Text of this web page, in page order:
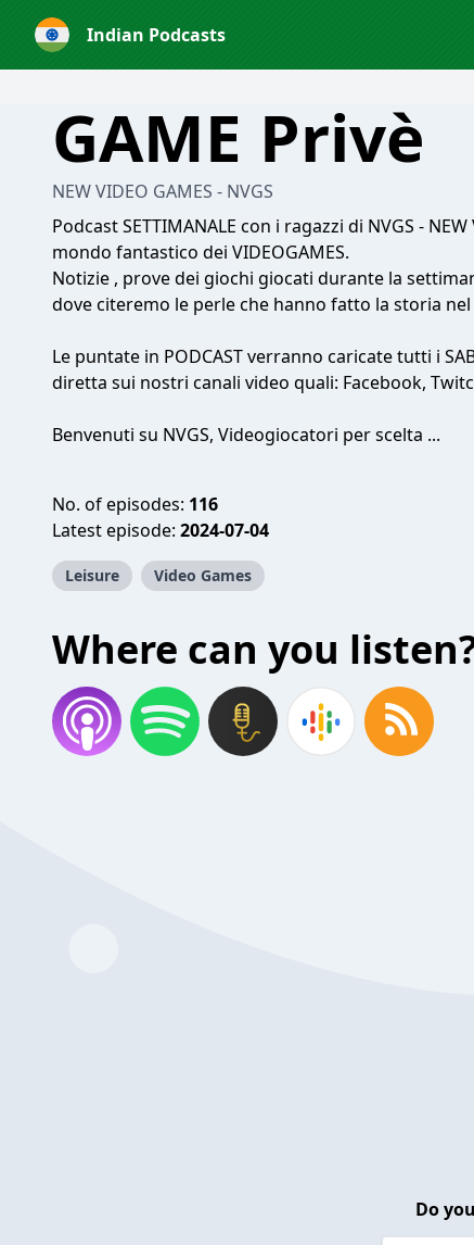
Indian Podcasts
GAME Privè
NEW VIDEO GAMES - NVGS
Podcast SETTIMANALE con i ragazzi di NVGS -
mondo fantastico dei VIDEOGAMES.
Notizie , prove dei giochi giocati durante la
dove citeremo le perle che hanno fatto la storia
Le puntate in PODCAST verranno caricate tutti i
diretta sui nostri canali video quali: Facebook,
Benvenuti su NVGS, Videogiocatori per scelta ...
No. of episodes: 116
Latest episode: 2024-07-04
Leisure Video Games
Where can you
Do